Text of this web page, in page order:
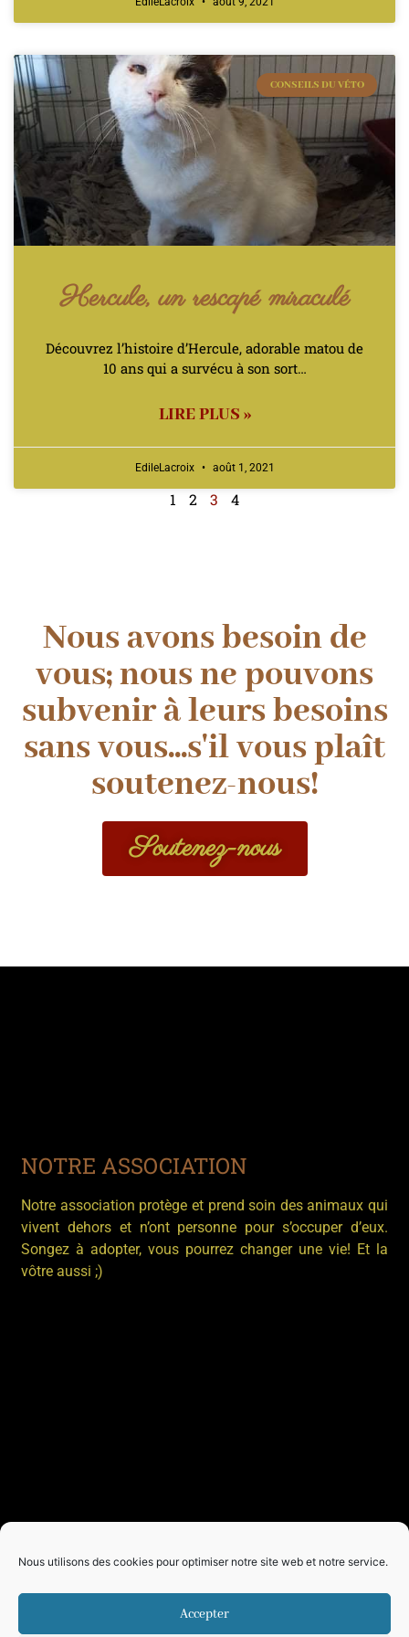
Nous utilisons des cookies pour optimiser notre site web et notre service.
Accepter
CONSEILS DU VÉTO
Hercule, un rescapé miraculé
Découvrez l’histoire d’Hercule, adorable matou de
10 ans qui a survécu à son sort…
LIRE PLUS »
EdileLacroix août 1, 2021
1 2 3 4
Nous avons besoin de
vous; nous ne pouvons
subvenir à leurs besoins
sans vous...s'il vous plaît
soutenez-nous!
Soutenez-nous
NOTRE ASSOCIATION
Notre association protège et prend soin des animaux qui
vivent dehors et n’ont personne pour s’occuper d’eux.
Songez à adopter, vous pourrez changer une vie! Et la
vôtre aussi ;)